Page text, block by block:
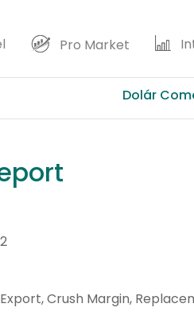
Pro Market
Dolár Comercial :
Crush Margin,